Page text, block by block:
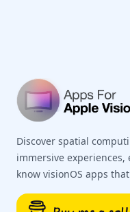
Discover spatial
immersive
know visionOS apps